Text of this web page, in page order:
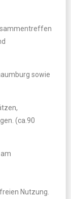
sowie
(ca.90
Nutzung.